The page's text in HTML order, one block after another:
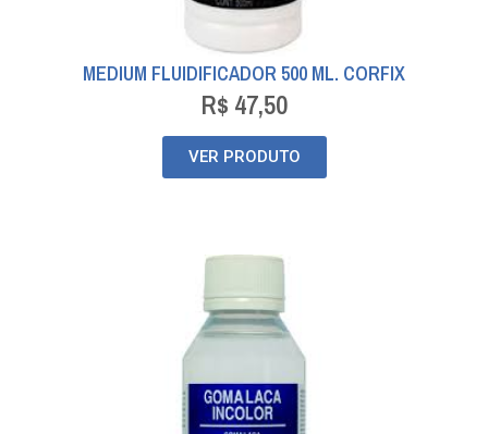
MEDIUM FLUIDIFICADOR 500 ML. CORFIX
R$ 47,50
VER PRODUTO